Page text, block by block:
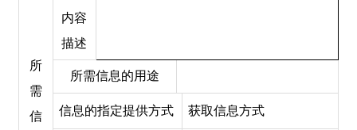
所
需
信
内容
描述
所需信息的用途
信息的指定提供方式 获取信息方式